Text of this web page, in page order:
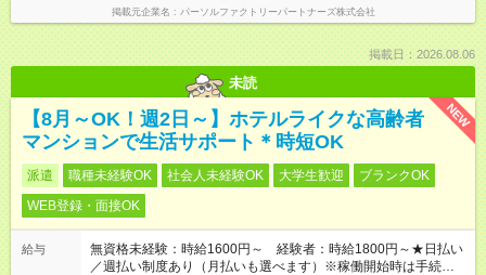
掲載元企業名 パーソルファクトリーパートナーズ株式会社
掲載日：2026.08.06
未読
NEW
【8月～OK！週2日～】ホテルライクな高齢者
マンションで生活サポート＊時短OK
派遣 職種未経験OK 社会人未経験OK 大学生歓迎
ブランクOK
WEB登録・面接OK
給与
無資格未経験：時給1600円～ 経験者：時給1800円～★日払い
／週払い制度あり（月払いも選べます）※稼働開始時は手続き完